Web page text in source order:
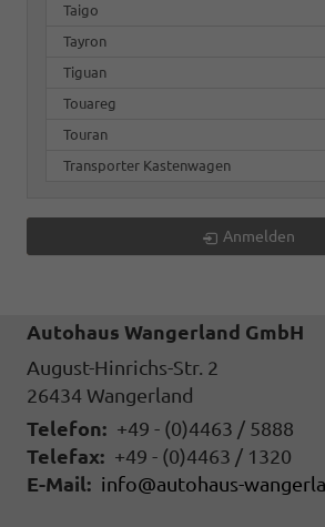
Taigo
Tayron
Tiguan
Touareg
Touran
Transporter Kastenwagen
Anmelden
Autohaus Wangerland GmbH
August-Hinrichs-Str. 2
26434 Wangerland
Telefon: +49 - (0)4463 / 5888
Telefax: +49 - (0)4463 / 1320
E-Mail: info@autohaus-